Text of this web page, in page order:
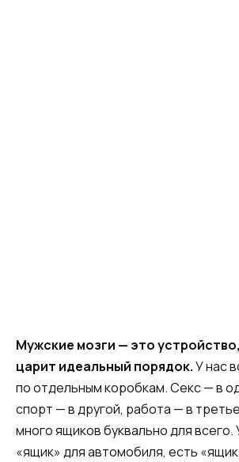
Мужские мозги — это
царит идеальный порядок.У нас
по отдельным коробкам. Секс — в
спорт — в другой, работа — в
много ящиков буквально для всего.
«ящик» для автомобиля, есть